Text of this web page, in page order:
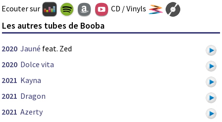
Ecouter sur
CD / Vinyls
Les autres tubes de Booba
2020 Jauné feat. Zed
2020 Dolce vita
2021 Kayna
2021 Dragon
2021 Azerty